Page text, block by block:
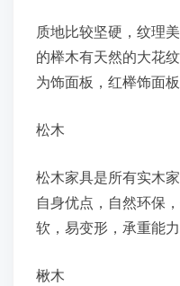
质地比较坚硬，纹理
的榉木有天然的大花
为饰面板，红榉饰面
松木
松木家具是所有实木
自身优点，自然环保
软，易变形，承重能力
楸木